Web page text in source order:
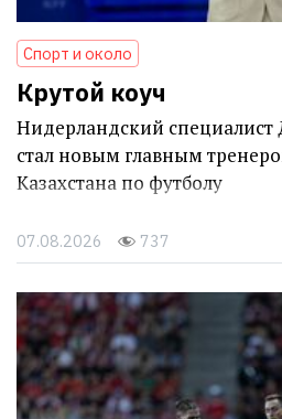
Спорт и около
Крутой коуч
Нидерландский
стал новым главным
Казахстана по футболу
07.08.2026 737